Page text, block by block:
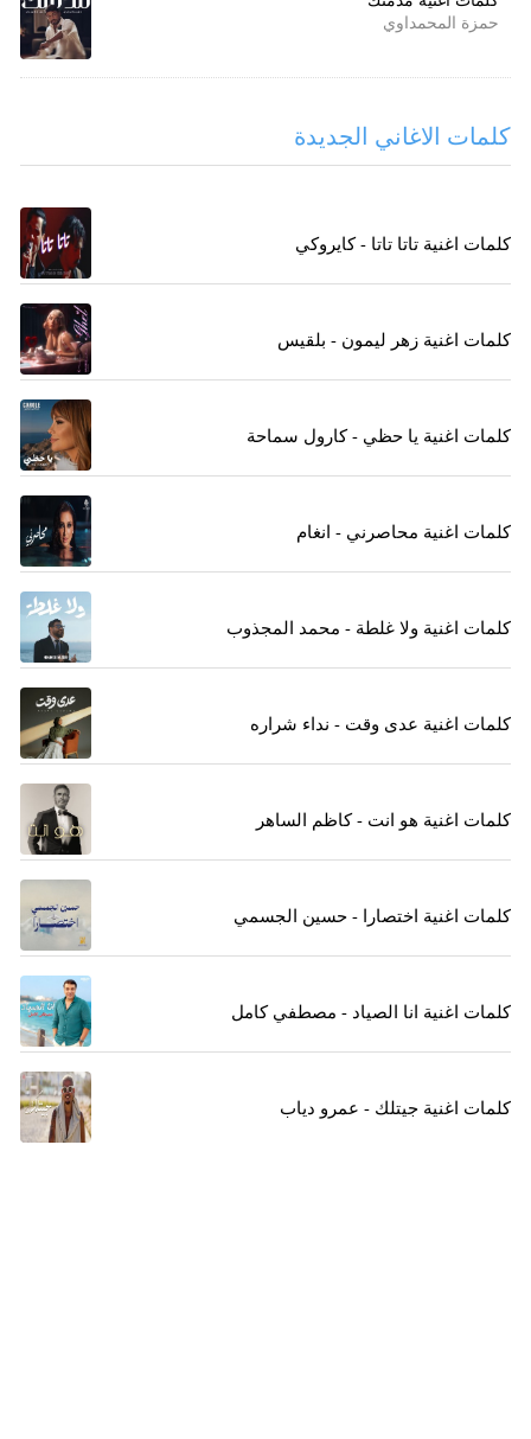
حمزة المحمداوي
كلمات الاغاني الجديدة
كلمات اغنية تاتا تاتا - كايروكي
كلمات اغنية زهر ليمون - بلقيس
كلمات اغنية يا حظي - كارول سماحة
كلمات اغنية محاصرني - انغام
كلمات اغنية ولا غلطة - محمد المجذوب
كلمات اغنية عدى وقت - نداء شراره
كلمات اغنية هو انت - كاظم الساهر
كلمات اغنية اختصارا - حسين الجسمي
كلمات اغنية انا الصياد - مصطفي كامل
كلمات اغنية جيتلك - عمرو دياب